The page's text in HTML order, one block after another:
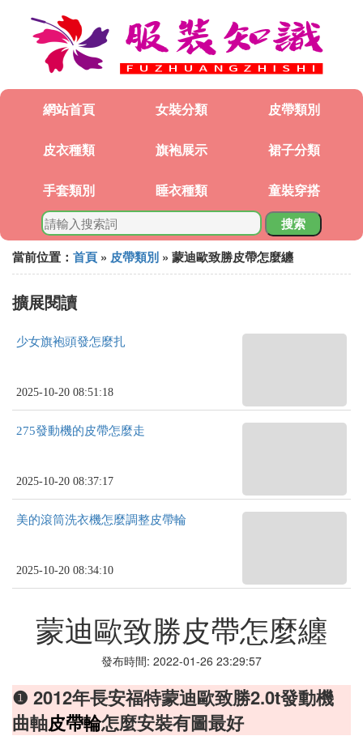
網站首頁 女裝分類 皮帶類別
皮衣種類 旗袍展示 裙子分類
手套類別 睡衣種類 童裝穿搭
搜索
當前位置： 首頁 » 皮帶類別 » 蒙迪歐致勝皮帶怎麼纏
擴展閱讀
少女旗袍頭發怎麼扎
2025-10-20 08:51:18
275發動機的皮帶怎麼走
2025-10-20 08:37:17
美的滾筒洗衣機怎麼調整皮帶輪
2025-10-20 08:34:10
蒙迪歐致勝皮帶怎麼纏
發布時間: 2022-01-26 23:29:57
❶ 2012年長安福特蒙迪歐致勝2.0t發動機
曲軸皮帶輪怎麼安裝有圖最好